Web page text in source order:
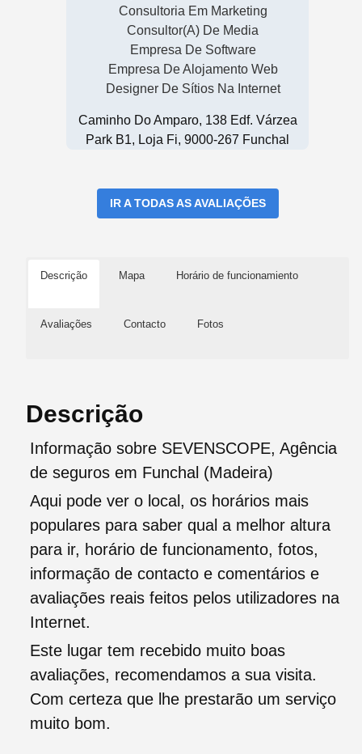
Consultoria Em Marketing
Consultor(a) De Media
Empresa De Software
Empresa De Alojamento Web
Designer De Sítios Na Internet
Caminho Do Amparo, 138 Edf. Várzea
Park B1, Loja Fi, 9000-267 Funchal
IR A TODAS AS AVALIAÇÕES
Descrição Mapa Horário de funcionamiento
Avaliações Contacto Fotos
Descrição
Informação sobre SEVENSCOPE, Agência
de seguros em Funchal (Madeira)
Aqui pode ver o local, os horários mais
populares para saber qual a melhor altura
para ir, horário de funcionamento, fotos,
informação de contacto e comentários e
avaliações reais feitos pelos utilizadores na
Internet.
Este lugar tem recebido muito boas
avaliações, recomendamos a sua visita.
Com certeza que lhe prestarão um serviço
muito bom.